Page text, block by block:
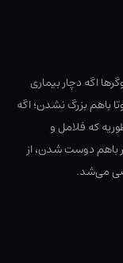
اگه دچار بیماری
بزرگ نشدن؛ اگه
که فلامل و
باهم دوست شدن، از
می‌شد.